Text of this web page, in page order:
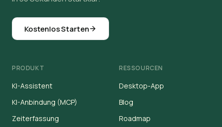
Kostenlos Starten
PRODUKT
KI-Assistent
KI-Anbindung (MCP)
Zeiterfassung
RESSOURCEN
Desktop-App
Blog
Roadmap